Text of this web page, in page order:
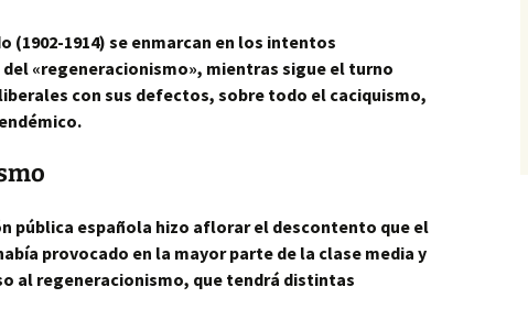
(1902-1914) se enmarcan en los intentos
«regeneracionismo», mientras sigue el turno
con sus defectos, sobre todo el caciquismo,
pública española hizo aflorar el descontento que el
provocado en la mayor parte de la clase media y
al regeneracionismo, que tendrá distintas